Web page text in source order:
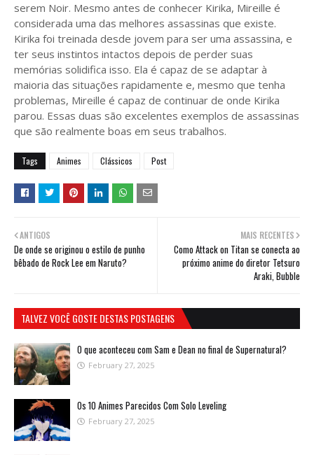
serem Noir. Mesmo antes de conhecer Kirika, Mireille é
considerada uma das melhores assassinas que existe.
Kirika foi treinada desde jovem para ser uma assassina, e
ter seus instintos intactos depois de perder suas
memórias solidifica isso. Ela é capaz de se adaptar à
maioria das situações rapidamente e, mesmo que tenha
problemas, Mireille é capaz de continuar de onde Kirika
parou. Essas duas são excelentes exemplos de assassinas
que são realmente boas em seus trabalhos.
Tags Animes Clássicos Post
MAIS RECENTES
Como Attack on Titan se conecta ao
próximo anime do diretor Tetsuro
Araki, Bubble
ANTIGOS
De onde se originou o estilo de punho
bêbado de Rock Lee em Naruto?
TALVEZ VOCÊ GOSTE DESTAS POSTAGENS
O que aconteceu com Sam e Dean no final de Supernatural?
February 27, 2025
Os 10 Animes Parecidos Com Solo Leveling
February 27, 2025